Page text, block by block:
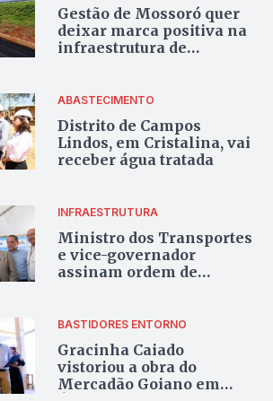
Gestão de Mossoró quer
deixar marca positiva na
infraestrutura de
ABASTECIMENTO
Distrito de Campos
Lindos, em Cristalina, vai
receber água tratada
INFRAESTRUTURA
Ministro dos Transportes
e vice-governador
assinam ordem de
Formosa
BASTIDORES ENTORNO
Gracinha Caiado
vistoriou a obra do
Mercadão Goiano em